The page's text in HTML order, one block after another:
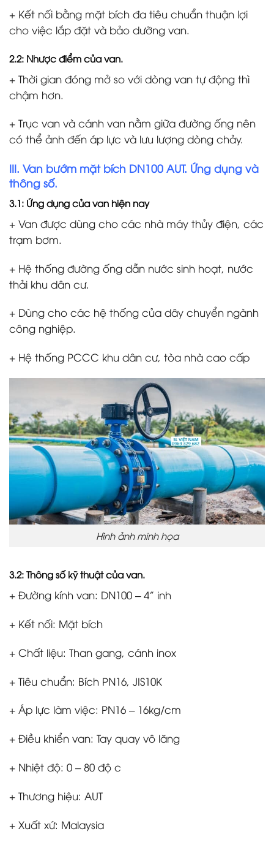
+ Kết nối bằng mặt bích đa tiêu chuẩn thuận lợi
cho việc lắp đặt và bảo dưỡng van.
2.2: Nhược điểm của van.
+ Thời gian đóng mở so với dòng van tự động thì
chậm hơn.
+ Trục van và cánh van nằm giữa đường ống nên
có thể ảnh đến áp lực và lưu lượng dòng chảy.
III. Van bướm mặt bích DN100 AUT. Ứng dụng và
thông số.
3.1: Ứng dụng của van hiện nay
+ Van được dùng cho các nhà máy thủy điện, các
trạm bơm.
+ Hệ thống đường ống dẫn nước sinh hoạt, nước
thải khu dân cư.
+ Dùng cho các hệ thống của dây chuyển ngành
công nghiệp.
+ Hệ thống PCCC khu dân cư, tòa nhà cao cấp
Hình ảnh minh họa
3.2: Thông số kỹ thuật của van.
+ Đường kính van: DN100 – 4” inh
+ Kết nối: Mặt bích
+ Chất liệu: Than gang, cánh inox
+ Tiêu chuẩn: Bích PN16, JIS10K
+ Áp lực làm việc: PN16 – 16kg/cm
+ Điều khiển van: Tay quay vô lăng
+ Nhiệt độ: 0 – 80 độ c
+ Thương hiệu: AUT
+ Xuất xứ: Malaysia